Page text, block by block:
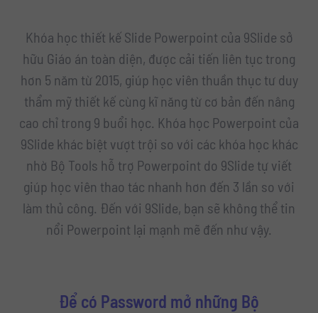
Khóa học thiết kế Slide Powerpoint của 9Slide sở
hữu Giáo án toàn diện, được cải tiến liên tục trong
hơn 5 năm từ 2015, giúp học viên thuần thục tư duy
thẩm mỹ thiết kế cùng kĩ năng từ cơ bản đến nâng
cao chỉ trong 9 buổi học. Khóa học Powerpoint của
9Slide khác biệt vượt trội so với các khóa học khác
nhờ Bộ Tools hỗ trợ Powerpoint do 9Slide tự viết
giúp học viên thao tác nhanh hơn đến 3 lần so với
làm thủ công. Đến với 9Slide, bạn sẽ không thể tin
nổi Powerpoint lại mạnh mẽ đến như vậy.
Để có Password mở những Bộ